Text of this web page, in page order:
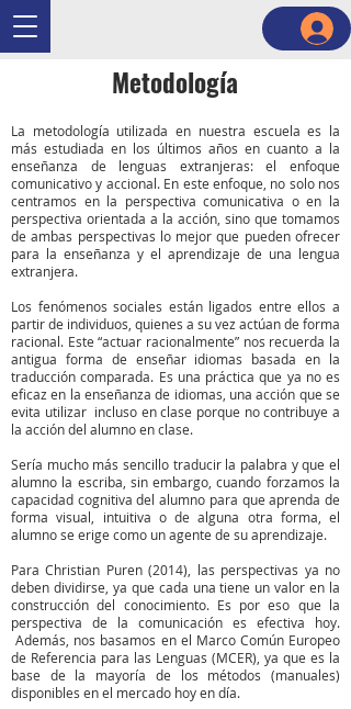
Metodología
La metodología utilizada en nuestra escuela es la
más estudiada en los últimos años en cuanto a la
enseñanza de lenguas extranjeras: el enfoque
comunicativo y accional. En este enfoque, no solo nos
centramos en la perspectiva comunicativa o en la
perspectiva orientada a la acción, sino que tomamos
de ambas perspectivas lo mejor que pueden ofrecer
para la enseñanza y el aprendizaje de una lengua
extranjera.
Los fenómenos sociales están ligados entre ellos a
partir de individuos, quienes a su vez actúan de forma
racional. Este “actuar racionalmente” nos recuerda la
antigua forma de enseñar idiomas basada en la
traducción comparada. Es una práctica que ya no es
eficaz en la enseñanza de idiomas, una acción que se
evita utilizar incluso en clase porque no contribuye a
la acción del alumno en clase.
Sería mucho más sencillo traducir la palabra y que el
alumno la escriba, sin embargo, cuando forzamos la
capacidad cognitiva del alumno para que aprenda de
forma visual, intuitiva o de alguna otra forma, el
alumno se erige como un agente de su aprendizaje.
Para Christian Puren (2014), las perspectivas ya no
deben dividirse, ya que cada una tiene un valor en la
construcción del conocimiento. Es por eso que la
perspectiva de la comunicación es efectiva hoy.
Además, nos basamos en el Marco Común Europeo
de Referencia para las Lenguas (MCER), ya que es la
base de la mayoría de los métodos (manuales)
disponibles en el mercado hoy en día.